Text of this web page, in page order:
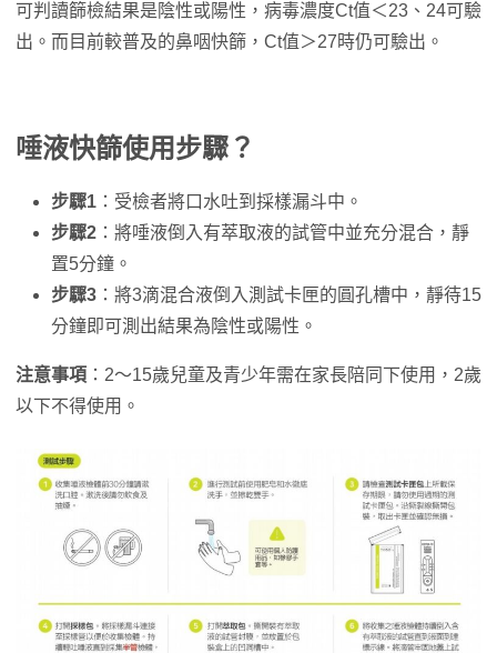
可判讀篩檢結果是陰性或陽性，病毒濃度Ct值＜23、24可驗
出。而目前較普及的鼻咽快篩，Ct值＞27時仍可驗出。
唾液快篩使用步驟？
步驟1 ：受檢者將口水吐到採樣漏斗中。
步驟2 ：將唾液倒入有萃取液的試管中並充分混合，靜
置5分鐘。
步驟3 ：將3滴混合液倒入測試卡匣的圓孔槽中，靜待15
分鐘即可測出結果為陰性或陽性。
注意事項 ：2～15歲兒童及青少年需在家長陪同下使用，2歲
以下不得使用。